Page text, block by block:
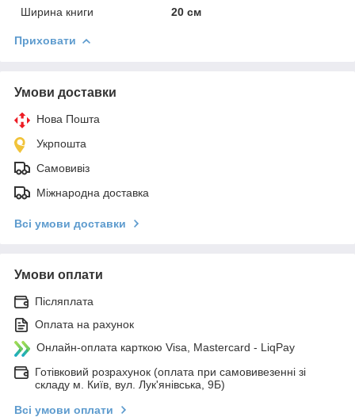
Ширина книги
20 см
Приховати
Умови доставки
Нова Пошта
Укрпошта
Самовивіз
Міжнародна доставка
Всі умови доставки
Умови оплати
Післяплата
Оплата на рахунок
Онлайн-оплата карткою Visa, Mastercard - LiqPay
Готівковий розрахунок (оплата при самовивезенні зі
складу м. Київ, вул. Лук'янівська, 9Б)
Всі умови оплати